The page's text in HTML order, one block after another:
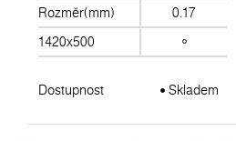
Rozměr(mm)
0.17
1420x500
Dostupnost Skladem